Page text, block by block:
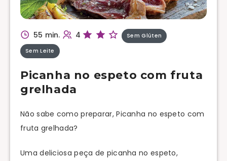
55 min. 4 Sem Glúten
Sem Leite
Picanha no espeto com fruta
grelhada
Não sabe como preparar, Picanha no espeto com
fruta grelhada?
Uma deliciosa peça de picanha no espeto,